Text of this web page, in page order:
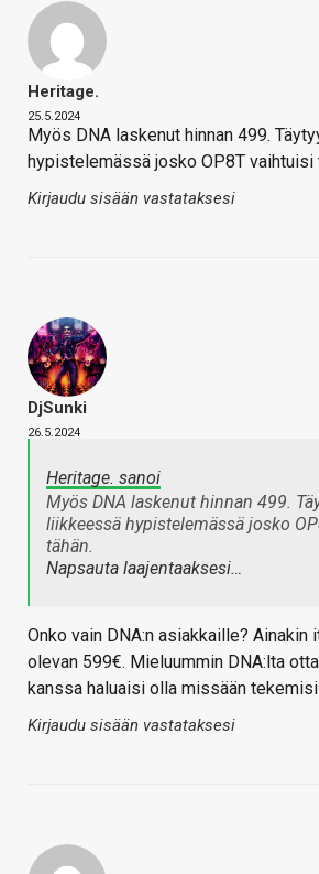
Heritage.
25.5.2024
Myös DNA laskenut hinnan 499.
hypistelemässä josko OP8T vaihtuisi
Kirjaudu sisään vastataksesi
DjSunki
26.5.2024
Heritage. sanoi
Myös DNA laskenut hinnan 499.
liikkeessä hypistelemässä josko
tähän.
Napsauta laajentaaksesi…
Onko vain DNA:n asiakkaille? Ainakin
olevan 599€. Mieluummin DNA:lta
kanssa haluaisi olla missään
Kirjaudu sisään vastataksesi